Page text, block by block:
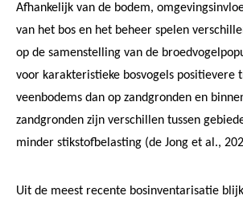
Afhankelijk van de bodem,
van het bos en het beheer spelen
op de samenstelling van de
voor karakteristieke bosvogels positievere
veenbodems dan op zandgronden en
zandgronden zijn verschillen tussen
minder stikstofbelasting (de Jong et al.,
Uit de meest recente bosinventarisatie